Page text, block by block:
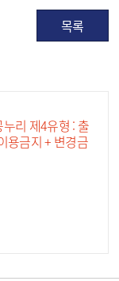
목록
리 제4유형 : 출
용금지 + 변경금